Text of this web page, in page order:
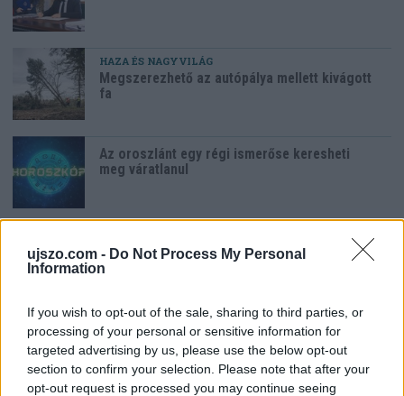
ujszo.com - Do Not Process My Personal
Information
If you wish to opt-out of the sale, sharing to third parties, or
processing of your personal or sensitive information for
targeted advertising by us, please use the below opt-out
section to confirm your selection. Please note that after your
opt-out request is processed you may continue seeing
HAZA ÉS NAGYVILÁG
Megszerezhető az autópálya mellett kivágott
fa
Az oroszlánt egy régi ismerőse keresheti
meg váratlanul